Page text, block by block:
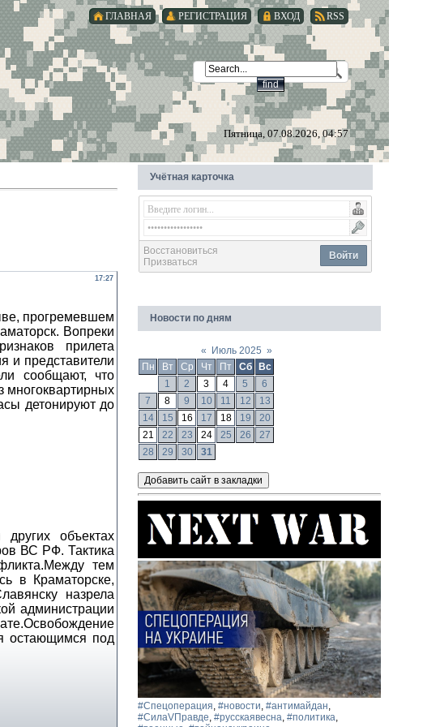
RSS
ВХОД
РЕГИСТРАЦИЯ
ГЛАВНАЯ
Пятница, 07.08.2026, 04:57
17:27
прогремевшем
Вопреки
прилета
и представители
сообщают, что
многоквартирных
детонируют до
объектах
ВС РФ. Тактика
тем
в Краматорске,
назрела
администрации
остающимся под
Учётная карточка
Войти
Восстановиться
Призваться
Новости по дням
« Июль 2025 »
Пн
Вт Ср Чт Пт Сб
Вс
1
2 3 4 5
6
7
8 9 10 11 12
13
14
15 16 17 18 19
20
21
22 23 24 25 26
27
28
29 30 31
#Спецоперация, #новости, #антимайдан,
#СилаVПравде, #русскаявесна, #политика,